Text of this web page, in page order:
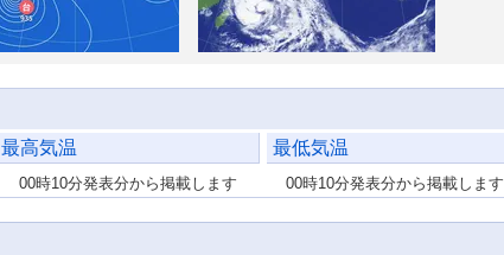
最高気温 最低気温
00時10分発表分から掲載します 00時10分発表分から掲載します